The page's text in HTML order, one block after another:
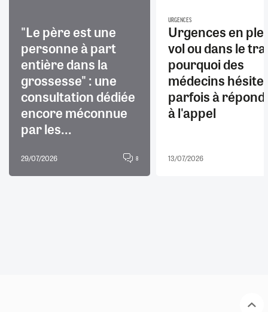
"Le père est une
personne à part
entière dans la
grossesse" : une
consultation dédiée
encore méconnue
par les...
29/07/2026 8
URGENCES
Urgences en
vol ou dans le
pourquoi des
médecins
parfois à
à l'appel
13/07/2026